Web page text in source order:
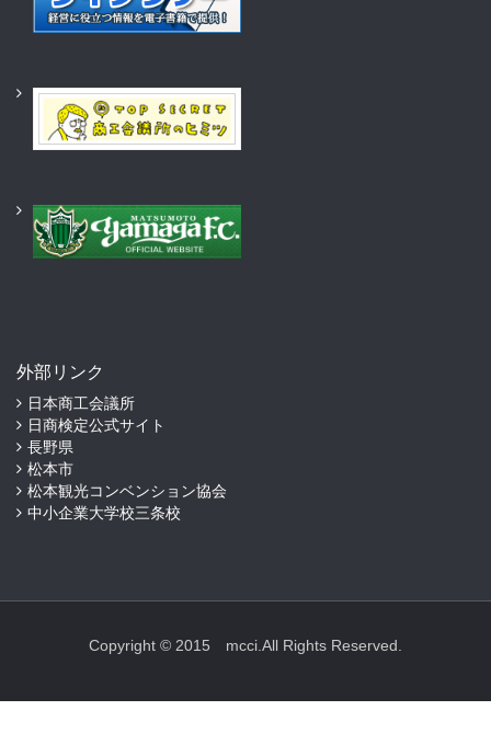
外部リンク
日本商工会議所
日商検定公式サイト
長野県
松本市
松本観光コンベンション協会
中小企業大学校三条校
Copyright © 2015 mcci.All Rights Reserved.